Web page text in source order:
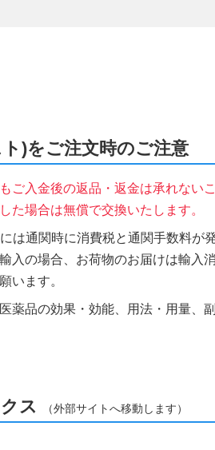
)をご注文時のご注意
ご入金後の返品・返金は承れない
た場合は無償で交換いたします。
は通関時に消費税と通関手数料
入の場合、お荷物のお届けは輸
います。
薬品の効果・効能、用法・用量、
ス （外部サイトへ移動します）